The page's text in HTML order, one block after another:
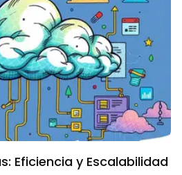
Eficiencia y Escalabilidad